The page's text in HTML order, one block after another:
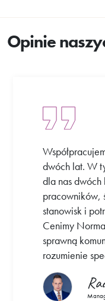
Opinie
dwóch lat. W
dla nas
pracowników,
stanowisk i
Cenimy
sprawną
rozumienie